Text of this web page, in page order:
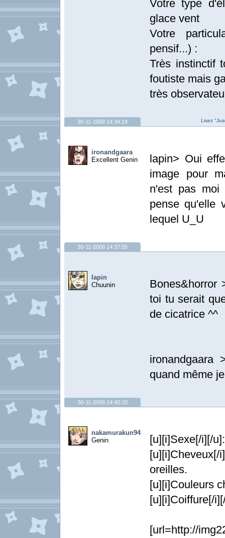
Votre type
glace vent
Votre
pensif...) :
Très instinctif
foutiste mais
très
Lisez
30-11-2008 14:34:24
ironandgaara
Excellent Genin
lapin> Oui
image pour
n'est pas
pense qu'elle
lequel U_U
30-11-2008 14:37:55
lapin
Chuunin
Bones&horror
toi tu serait
de cicatrice ^^
quand même
30-11-2008 14:40:20
nakamurakun94
Genin
[u][i]Sexe[/i][/
oreilles.
[u][i]Couleurs
[u][i]Coiffure[/
[url=http://